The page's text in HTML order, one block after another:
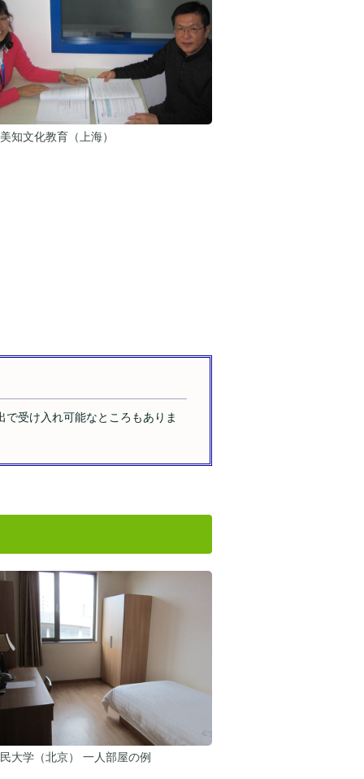
知文化教育（上海）
受け入れ可能なところもありま
大学（北京） 一人部屋の例